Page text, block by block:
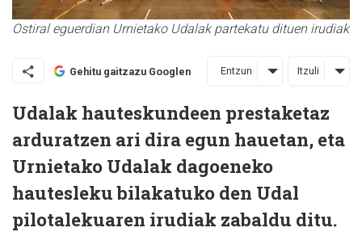
Ostiral eguerdian Urnietako Udalak partekatu dituen irudiak
Gehitu gaitzazu Googlen Entzun Itzuli
Udalak hauteskundeen prestaketaz
arduratzen ari dira egun hauetan, eta
Urnietako Udalak dagoeneko
hautesleku bilakatuko den Udal
pilotalekuaren irudiak zabaldu ditu.